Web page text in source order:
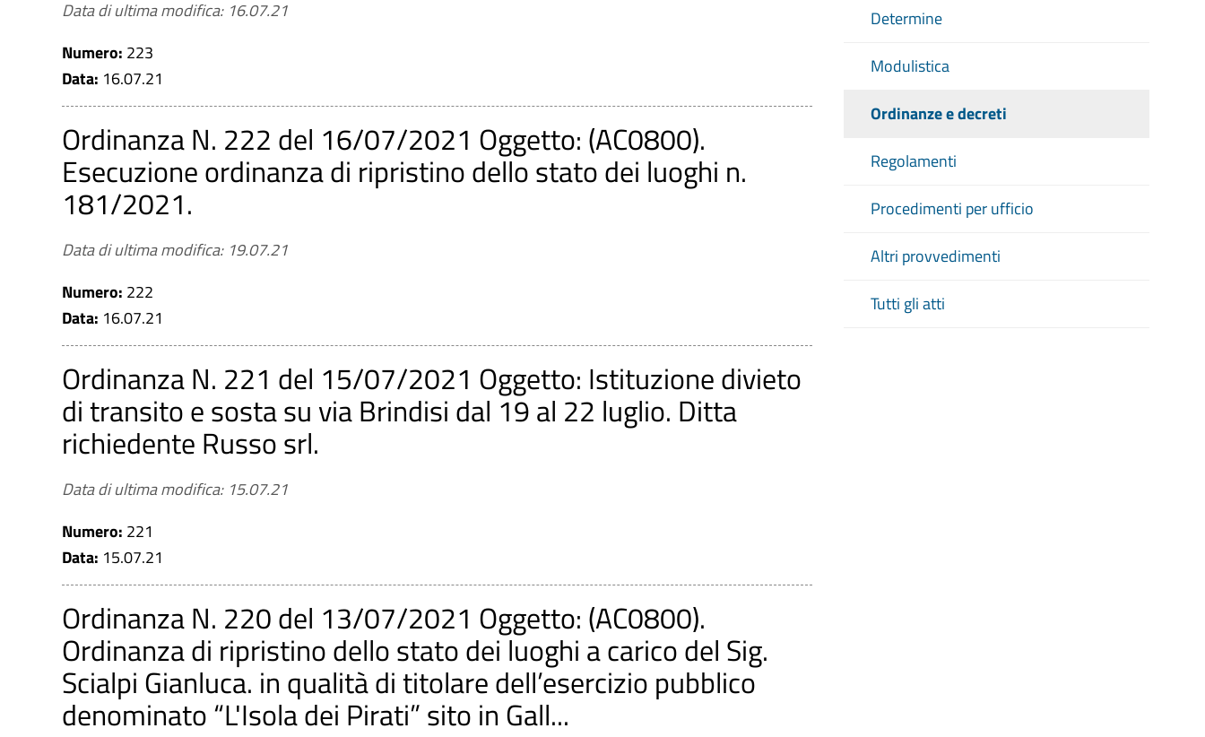
Decreto presidenziale
Data
Da
a
Data di ultima modifica: 16.07.21
Numero: 223
Data: 16.07.21
Ordinanza N. 222 del 16/07/2021 Oggetto: (AC0800).
Esecuzione ordinanza di ripristino dello stato dei luoghi n.
181/2021.
Data di ultima modifica: 19.07.21
Numero: 222
Data: 16.07.21
Ordinanza N. 221 del 15/07/2021 Oggetto: Istituzione divieto
di transito e sosta su via Brindisi dal 19 al 22 luglio. Ditta
richiedente Russo srl.
Data di ultima modifica: 15.07.21
Numero: 221
Data: 15.07.21
Ordinanza N. 220 del 13/07/2021 Oggetto: (AC0800).
Ordinanza di ripristino dello stato dei luoghi a carico del Sig.
Scialpi Gianluca. in qualità di titolare dell’esercizio pubblico
denominato “L'Isola dei Pirati” sito in Gall...
Determine
Modulistica
Ordinanze e decreti
Regolamenti
Procedimenti per ufficio
Altri provvedimenti
Tutti gli atti